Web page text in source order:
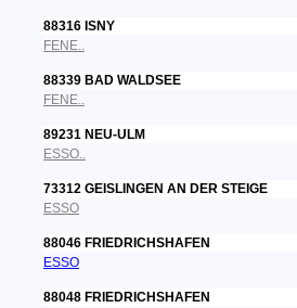
88316 ISNY
FENE..
88339 BAD WALDSEE
FENE..
89231 NEU-ULM
ESSO..
73312 GEISLINGEN AN DER STEIGE
ESSO
88046 FRIEDRICHSHAFEN
ESSO
88048 FRIEDRICHSHAFEN